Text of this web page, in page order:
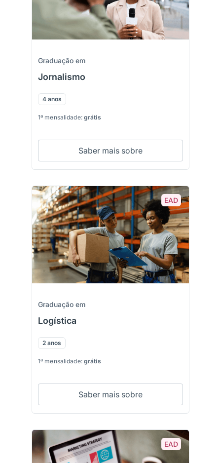
Graduação em
Jornalismo
4 anos
1ª mensalidade: grátis
Saber mais sobre
EAD
Graduação em
Logística
2 anos
1ª mensalidade: grátis
Saber mais sobre
EAD